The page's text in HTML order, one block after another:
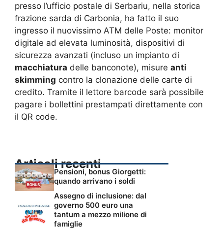
presso l’ufficio postale di Serbariu, nella storica
frazione sarda di Carbonia, ha fatto il suo
ingresso il nuovissimo ATM delle Poste: monitor
digitale ad elevata luminosità, dispositivi di
sicurezza avanzati (incluso un impianto di
macchiatura delle banconote), misure anti
skimming contro la clonazione delle carte di
credito. Tramite il lettore barcode sarà possibile
pagare i bollettini prestampati direttamente con
il QR code.
Articoli recenti
Pensioni, bonus Giorgetti:
quando arrivano i soldi
Assegno di inclusione: dal
governo 500 euro una
tantum a mezzo milione di
famiglie